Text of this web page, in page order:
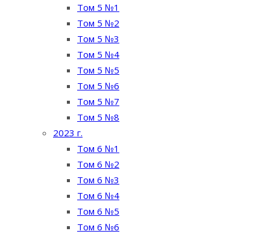
Том 5 №1
Том 5 №2
Том 5 №3
Том 5 №4
Том 5 №5
Том 5 №6
Том 5 №7
Том 5 №8
2023 г.
Том 6 №1
Том 6 №2
Том 6 №3
Том 6 №4
Том 6 №5
Том 6 №6